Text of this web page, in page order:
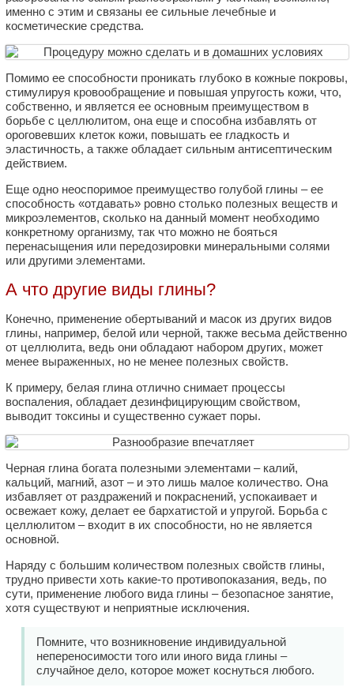
именно с этим и связаны ее сильные лечебные и
косметические средства.
Помимо ее способности проникать глубоко в кожные покровы,
стимулируя кровообращение и повышая упругость кожи, что,
собственно, и является ее основным преимуществом в
борьбе с целлюлитом, она еще и способна избавлять от
ороговевших клеток кожи, повышать ее гладкость и
эластичность, а также обладает сильным антисептическим
действием.
Еще одно неоспоримое преимущество голубой глины – ее
способность «отдавать» ровно столько полезных веществ и
микроэлементов, сколько на данный момент необходимо
конкретному организму, так что можно не бояться
перенасыщения или передозировки минеральными солями
или другими элементами.
А что другие виды глины?
Конечно, применение обертываний и масок из других видов
глины, например, белой или черной, также весьма действенно
от целлюлита, ведь они обладают набором других, может
менее выраженных, но не менее полезных свойств.
К примеру, белая глина отлично снимает процессы
воспаления, обладает дезинфицирующим свойством,
выводит токсины и существенно сужает поры.
Черная глина богата полезными элементами – калий,
кальций, магний, азот – и это лишь малое количество. Она
избавляет от раздражений и покраснений, успокаивает и
освежает кожу, делает ее бархатистой и упругой. Борьба с
целлюлитом – входит в их способности, но не является
основной.
Наряду с большим количеством полезных свойств глины,
трудно привести хоть какие-то противопоказания, ведь, по
сути, применение любого вида глины – безопасное занятие,
хотя существуют и неприятные исключения.
Помните, что возникновение индивидуальной
непереносимости того или иного вида глины –
случайное дело, которое может коснуться любого.